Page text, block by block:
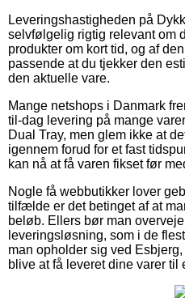
Leveringshastigheden på
selvfølgelig rigtig relevant om
produkter om kort tid, og af
passende at du tjekker den
den aktuelle vare.
Mange netshops i Danmark
til-dag levering på mange
Dual Tray, men glem ikke at
igennem forud for et fast
kan nå at få varen fikset før
Nogle få webbutikker lover
tilfælde er det betinget af at
beløb. Ellers bør man
leveringsløsning, som i de
man opholder sig ved
blive at få leveret dine varer til